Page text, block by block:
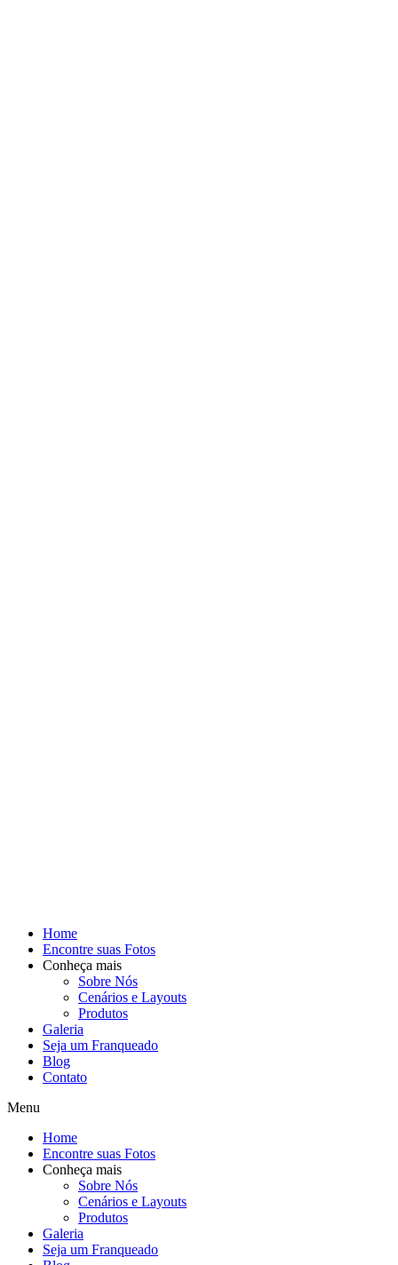
Home
Encontre suas Fotos
Conheça mais
Sobre Nós
Cenários e Layouts
Produtos
Galeria
Seja um Franqueado
Blog
Contato
Menu
Home
Encontre suas Fotos
Conheça mais
Sobre Nós
Cenários e Layouts
Produtos
Galeria
Seja um Franqueado